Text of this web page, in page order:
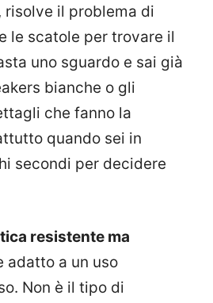
risolve il problema di
le scatole per trovare il
uno sguardo e sai già
bianche o gli
che fanno la
quando sei in
secondi per decidere
resistente ma
adatto a un uso
Non è il tipo di